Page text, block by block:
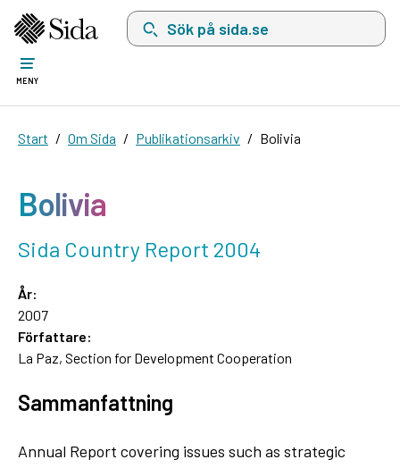
Sök på sida.se, sökförslag kommer att visas
MENY
Start Om Sida Publikationsarkiv Bolivia
Bolivia
Sida Country Report 2004
År:
2007
Författare:
La Paz, Section for Development Cooperation
Sammanfattning
Annual Report covering issues such as strategic